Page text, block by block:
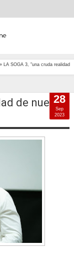
»
LA SOGA 3, "una cruda realidad
de nuestro
28
Sep
2023